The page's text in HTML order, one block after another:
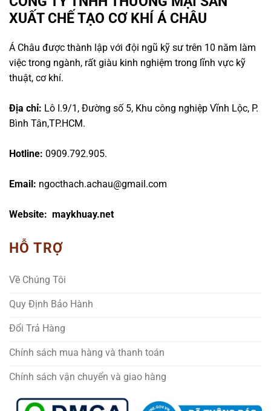
XUẤT CHẾ TẠO CƠ KHÍ Á CHÂU
Á Châu được thành lập với đội ngũ kỹ sư trên 10 năm làm
việc trong ngành, rất giàu kinh nghiệm trong lĩnh vực kỹ
thuật, cơ khí.
Địa chỉ: Lô I.9/1, Đường số 5, Khu công nghiệp Vĩnh Lộc, P.
Bình Tân,TP.HCM.
Hotline: 0909.792.905.
Email: ngocthach.achau@gmail.com
Website: maykhuay.net
HỖ TRỢ
Về Chúng Tôi
Quy Định Bảo Hành
Đổi Trả Hàng
Chính sách mua hàng và thanh toán
Chính sách vận chuyển và giao hàng